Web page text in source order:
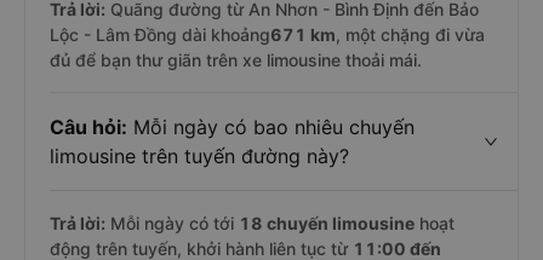
Trả lời: Quãng đường từ An Nhơn - Bình Định đến Bảo
Lộc - Lâm Đồng dài khoảng671 km, một chặng đi vừa
đủ để bạn thư giãn trên xe limousine thoải mái.
Câu hỏi: Mỗi ngày có bao nhiêu chuyến
limousine trên tuyến đường này?
Trả lời: Mỗi ngày có tới 18 chuyến limousine hoạt
động trên tuyến, khởi hành liên tục từ 11:00 đến